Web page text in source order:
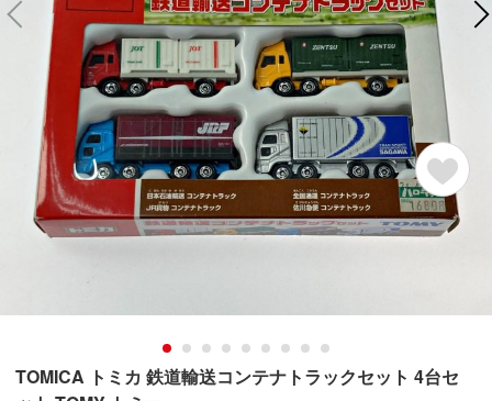
TOMICA トミカ 鉄道輸送コンテナトラックセット 4台セ